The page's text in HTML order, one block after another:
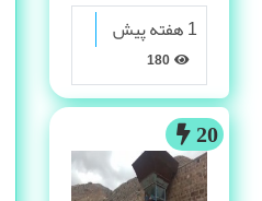
1 هفته پیش
20